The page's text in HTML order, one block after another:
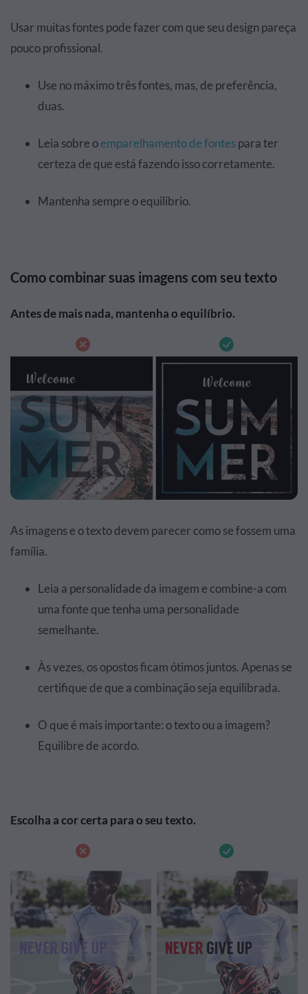
Usar muitas fontes pode fazer com que seu design pareça
pouco profissional.
Use no máximo três fontes, mas, de preferência,
duas.
Leia sobre oemparelhamento de fontespara ter
certeza de que está fazendo isso corretamente.
Mantenha sempre o equilíbrio.
Como combinar suas imagens com seu texto
Antes de mais nada, mantenha o equilíbrio.
As imagens e o texto devem parecer como se fossem uma
família.
Leia a personalidade da imagem e combine-a com
uma fonte que tenha uma personalidade
semelhante.
Às vezes, os opostos ficam ótimos juntos. Apenas se
certifique de que a combinação seja equilibrada.
O que é mais importante: o texto ou a imagem?
Equilibre de acordo.
Escolha a cor certa para o seu texto.